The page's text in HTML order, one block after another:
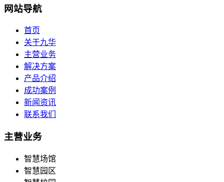
网站导航
首页
关于九华
主营业务
解决方案
产品介绍
成功案例
新闻资讯
联系我们
主营业务
智慧场馆
智慧园区